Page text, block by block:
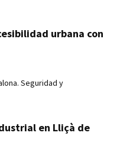
urbana con
Seguridad y
en Lliçà de